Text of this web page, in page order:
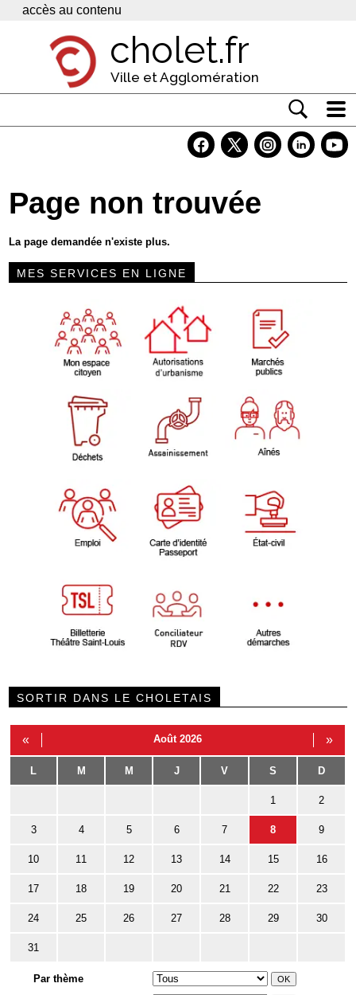
Panneau de gestion des cookies
accès au contenu
cholet.fr
Ville et Agglomération
Economie
Services
Contacts
Page non trouvée
La page demandée n'existe plus.
MES SERVICES EN LIGNE
SORTIR DANS LE CHOLETAIS
« Août 2026 »
L M M J V S D
1 2
3 4 5 6 7 8 9
10 11 12 13 14 15 16
17 18 19 20 21 22 23
24 25 26 27 28 29 30
31
Par thème